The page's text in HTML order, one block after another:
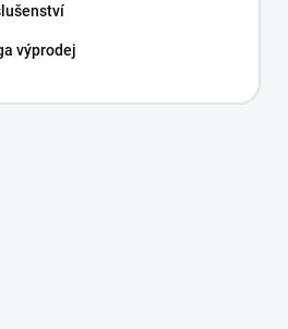
výprodej